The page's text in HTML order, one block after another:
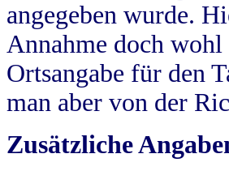
angegeben wurde.
Annahme doch
Ortsangabe für den
man aber von der
Zusätzliche